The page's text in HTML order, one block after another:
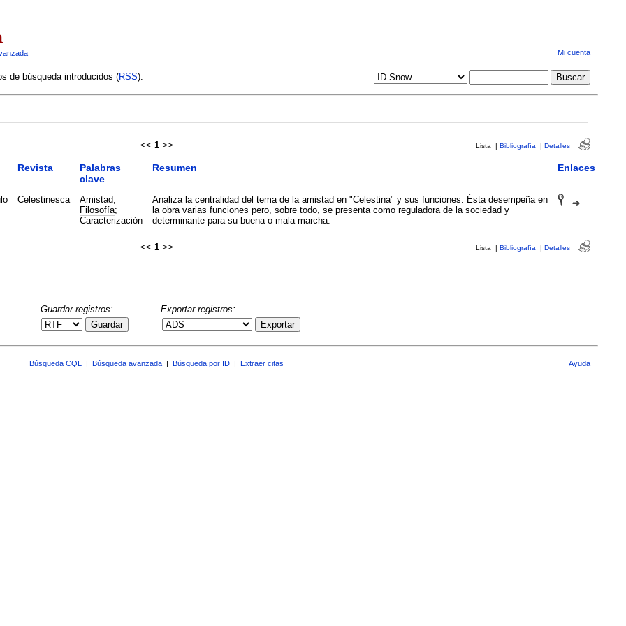
Mi cuenta
de búsqueda introducidos (RSS):
<< 1 >> Lista | Bibliografía | Detalles
Revista
Palabras
clave
Resumen Enlaces
Celestinesca Amistad;
Filosofía;
Caracterización
Analiza la centralidad del tema de la amistad en "Celestina" y sus funciones. Ésta desempeña en
la obra varias funciones pero, sobre todo, se presenta como reguladora de la sociedad y
determinante para su buena o mala marcha.
<< 1 >> Lista | Bibliografía | Detalles
Guardar registros:
Guardar
Exportar registros:
Exportar
Búsqueda CQL Búsqueda avanzada Búsqueda por ID Extraer citas Ayuda